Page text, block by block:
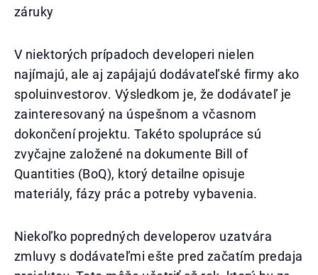
záruky
V niektorých prípadoch developeri nielen
najímajú, ale aj zapájajú dodávateľské firmy ako
spoluinvestorov. Výsledkom je, že dodávateľ je
zainteresovaný na úspešnom a včasnom
dokončení projektu. Takéto spolupráce sú
zvyčajne založené na dokumente Bill of
Quantities (BoQ), ktorý detailne opisuje
materiály, fázy prác a potreby vybavenia.
Niekoľko popredných developerov uzatvára
zmluvy s dodávateľmi ešte pred začatím predaja